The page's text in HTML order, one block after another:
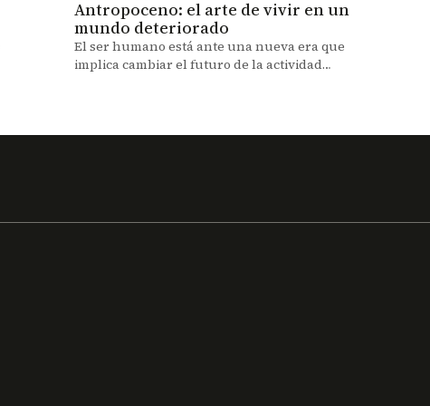
Antropoceno: el arte de vivir en un
mundo deteriorado
El ser humano está ante una nueva era que
implica cambiar el futuro de la actividad